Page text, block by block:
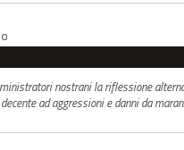
nostrani la riflessione
ad aggressioni e danni da